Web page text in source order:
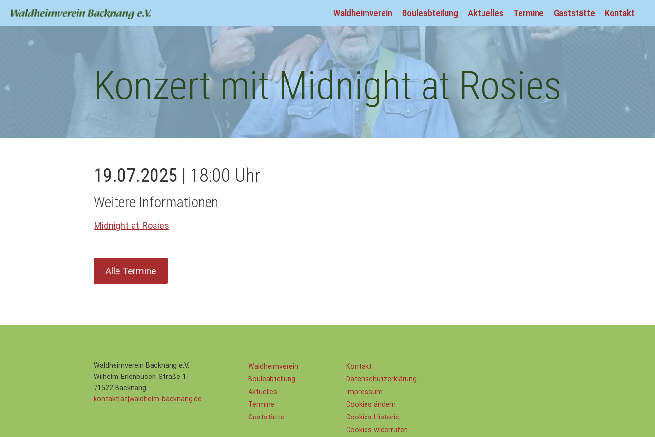
Waldheimverein Bouleabteilung Aktuelles Termine Gaststätte Kontakt
Konzert mit Midnight at Rosies
19.07.2025 | 18:00 Uhr
Weitere Informationen
Midnight at Rosies
Alle Termine
Waldheimverein Backnang e.V.
Wilhelm-Erlenbusch-Straße 1
71522 Backnang
kontakt[at]waldheim-backnang.de
Waldheimverein
Bouleabteilung
Aktuelles
Termine
Gaststätte
Kontakt
Datenschutz­erklärung
Impressum
Cookies ändern
Cookies Historie
Cookies widerrufen